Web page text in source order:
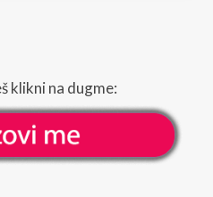
klikni na dugme: